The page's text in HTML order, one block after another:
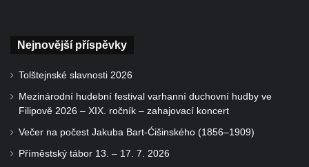
Nejnovější příspěvky
Tolštejnské slavnosti 2026
Mezinárodní hudební festival varhanní duchovní hudby ve
Filipově 2026 – XIX. ročník – zahajovací koncert
Večer na počest Jakuba Bart-Ćišinského (1856–1909)
Příměstský tábor 13. – 17. 7. 2026